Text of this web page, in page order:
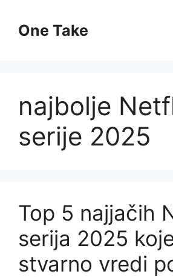
contentOne Take
najbolje
serije 2025
Top 5 najjačih
serija 2025
stvarno vredi